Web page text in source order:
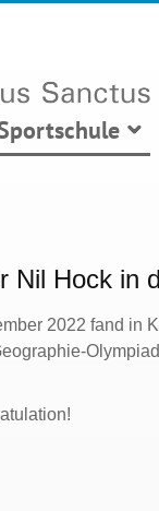
Nil Hock in
2022 fand in